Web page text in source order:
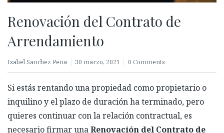
Renovación del Contrato de
Arrendamiento
Isabel Sanchez Peña 30 marzo, 2021 0 Comments
Si estás rentando una propiedad como propietario o
inquilino y el plazo de duración ha terminado, pero
quieres continuar con la relación contractual, es
necesario firmar unaRenovación del Contrato de